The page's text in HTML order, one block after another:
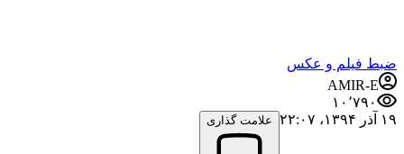
ضبط فيلم و عكس
AMIR-E
۱۰٬۷۹۰
۱۹ آذر ۱۳۹۴،‏ ۲۲:۰۷
علامت گذاری